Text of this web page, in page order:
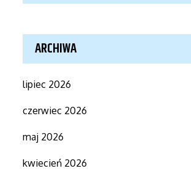
ARCHIWA
lipiec 2026
czerwiec 2026
maj 2026
kwiecień 2026